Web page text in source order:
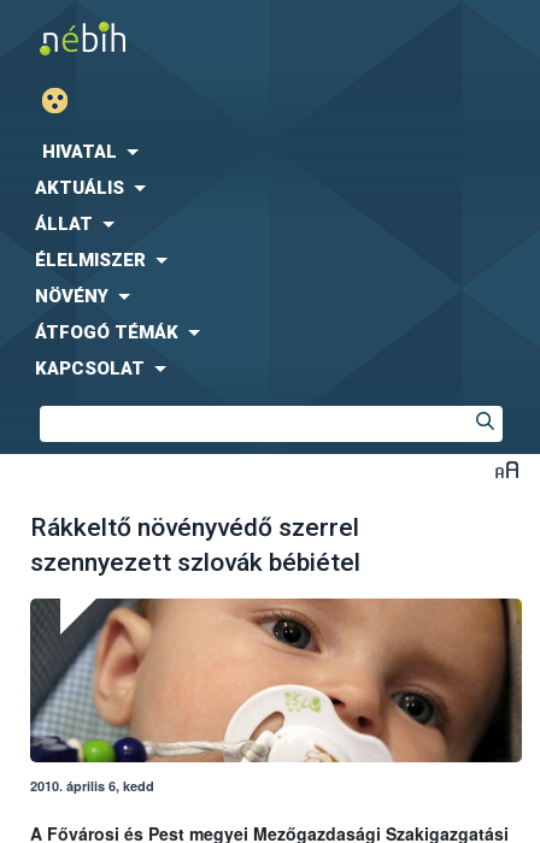
HIVATAL
AKTUÁLIS
ÁLLAT
ÉLELMISZER
NÖVÉNY
ÁTFOGÓ TÉMÁK
KAPCSOLAT
Rákkeltő növényvédő szerrel
szennyezett szlovák bébiétel
2010. április 6, kedd
A Fővárosi és Pest megyei Mezőgazdasági Szakigazgatási